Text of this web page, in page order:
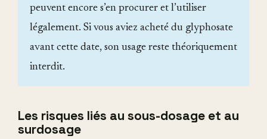
peuvent encore s’en procurer et l’utiliser
légalement. Si vous aviez acheté du glyphosate
avant cette date, son usage reste théoriquement
interdit.
Les risques liés au sous-dosage et au
surdosage